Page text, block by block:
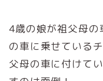
4歳の娘が祖父母の
の車に乗せている
父母の車に付けて